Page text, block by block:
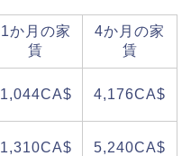
1か月の家
賃
4か月の家
賃
1,044CA$ 4,176CA$
1,310CA$ 5,240CA$